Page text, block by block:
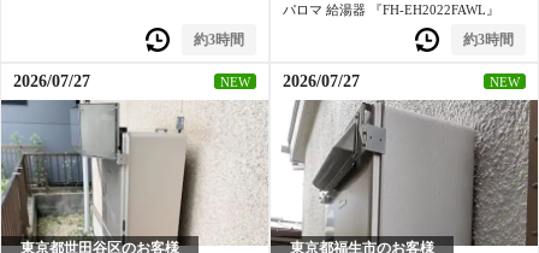
約3時間
パロマ 給湯器 『FH-EH2022FAWL』
約3時間
2026/07/27 NEW
東京都世田谷区のお客様
2026/07/27 NEW
東京都福生市のお客様